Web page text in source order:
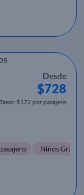
Desde
$728
Tasas: $172 por pasajero
Niños Gratis